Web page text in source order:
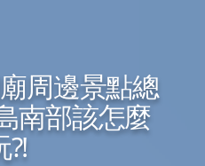
周邊景點總
南部該怎麼
?!